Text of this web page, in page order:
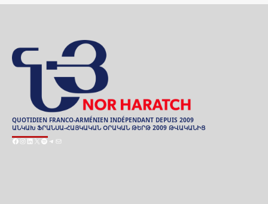
QUOTIDIEN FRANCO-ARMÉNIEN INDÉPENDANT DEPUIS 2009
ԱՆԿԱԽ ՖՐԱՆՍԱ-ՀԱՅԿԱԿԱՆ ՕՐԱԿԱՆ ԹԵՐԹ 2009 ԹՎԱԿԱՆԻՑ
Facebook
Instagram
LinkedIn
X SpotifyTelegram